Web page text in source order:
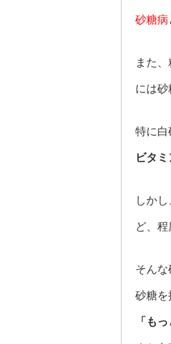
砂糖病
また
には砂
特に白
ビタ
しか
ど、
そんな
砂糖を
「も